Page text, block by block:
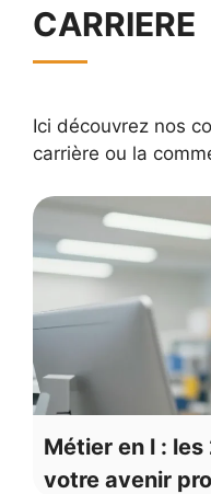
CARRIERE
Ici découvrez nos
carrière ou la
Métier en l :
votre avenir